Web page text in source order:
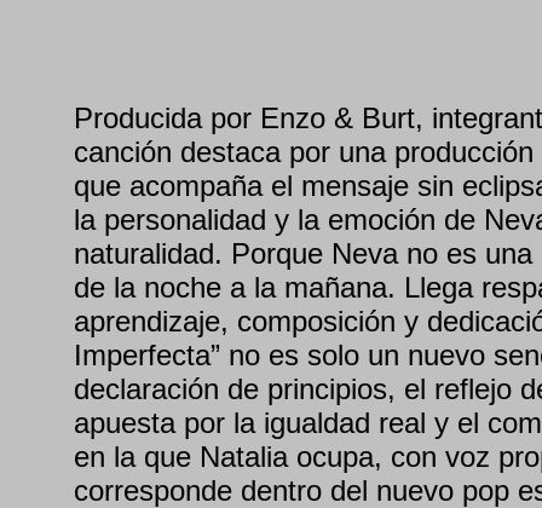
Producida por Enzo & Burt,
canción destaca por una
que acompaña el mensaje sin
la personalidad y la emoción de
naturalidad. Porque Neva no es
de la noche a la mañana. Llega
aprendizaje, composición y
Imperfecta” no es solo un nuevo
declaración de principios, el reflejo
apuesta por la igualdad real y el
en la que Natalia ocupa, con voz
corresponde dentro del nuevo pop